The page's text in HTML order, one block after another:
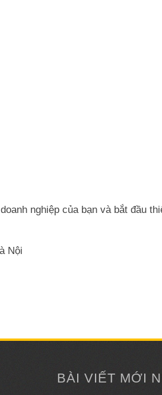
nghiệp của bạn và bắt đầu
Nội
BÀI VIẾT MỚI